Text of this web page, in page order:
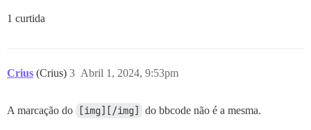
1 curtida
Crius (Crius) Abril 1, 2024, 9:53pm
3
A marcação do [img][/img] do bbcode não é a mesma.